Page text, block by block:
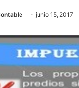
junio 15, 2017